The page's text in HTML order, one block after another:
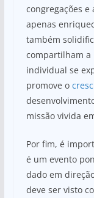
congregações
apenas
também
compartilham a
individual se
promove o
missão vivida
Por fim, é
é um evento
dado em
deve ser visto